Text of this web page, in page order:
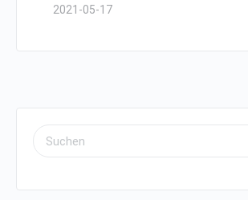
2021-05-17